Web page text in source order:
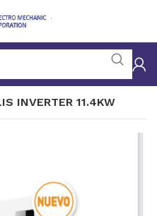
INVERTER 11.4KW